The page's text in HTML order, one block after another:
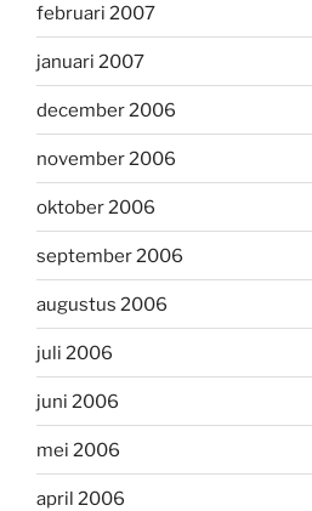
februari 2007
januari 2007
december 2006
november 2006
oktober 2006
september 2006
augustus 2006
juli 2006
juni 2006
mei 2006
april 2006